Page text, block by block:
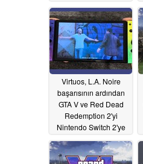
05/23/2026
Virtuos, L.A. Noire
başarısının ardından
GTA V ve Red Dead
Redemption 2'yi
Nintendo Switch 2'ye
05/20/2026